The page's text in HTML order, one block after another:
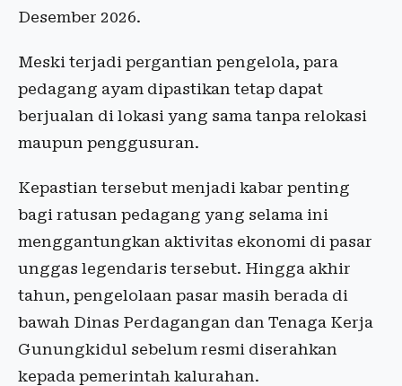
Desember 2026.
Meski terjadi pergantian pengelola, para
pedagang ayam dipastikan tetap dapat
berjualan di lokasi yang sama tanpa relokasi
maupun penggusuran.
Kepastian tersebut menjadi kabar penting
bagi ratusan pedagang yang selama ini
menggantungkan aktivitas ekonomi di pasar
unggas legendaris tersebut. Hingga akhir
tahun, pengelolaan pasar masih berada di
bawah Dinas Perdagangan dan Tenaga Kerja
Gunungkidul sebelum resmi diserahkan
kepada pemerintah kalurahan.